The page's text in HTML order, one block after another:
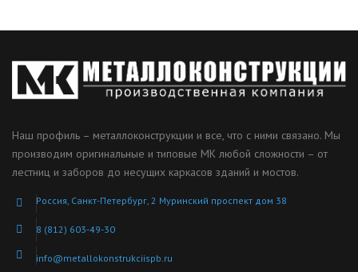
Наш профиль – металлоконструкции и все, что с ними связано. Мы
производим оригинальные и типовые МК любой сложности – от
лестниц и заборов до несущих каркасов зданий и мостов.
Россия, Санкт-Петербург, 2 Муринский проспект дом 38
8 (812) 603-49-30
info@metallokonstrukciispb.ru